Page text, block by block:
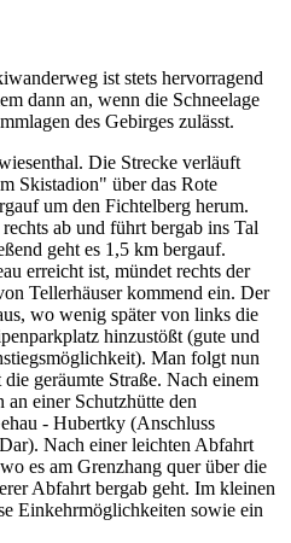
ist stets hervorragend
dann an, wenn die Schneelage
des Gebirges zulässt.
Die Strecke verläuft
Skistadion" über das Rote
um den Fichtelberg herum.
ab und führt bergab ins Tal
geht es 1,5 km bergauf.
erreicht ist, mündet rechts der
Tellerhäuser kommend ein. Der
wo wenig später von links die
hinzustößt (gute und
Man folgt nun
geräumte Straße. Nach einem
einer Schutzhütte den
- Hubertky (Anschluss
Nach einer leichten Abfahrt
es am Grenzhang quer über die
Abfahrt bergab geht. Im kleinen
Einkehrmöglichkeiten sowie ein